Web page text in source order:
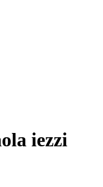
iezzi